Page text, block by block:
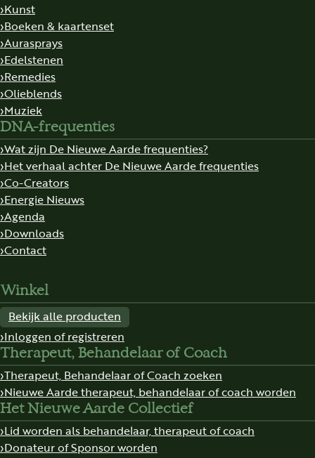
Kunst
Boeken & kaartenset
Aurasprays
Edelstenen
Remedies
Olieblends
Muziek
DNA-frequenties
Wat zijn De Nieuwe Aarde frequenties?
Het verhaal achter De Nieuwe Aarde frequenties
Co-Creators
Energie Nieuws
Agenda
Downloads
Contact
Winkel
Bekijk alle producten
Inloggen of registreren
Therapeut, Behandelaar of Coach
Therapeut, Behandelaar of Coach zoeken
Nieuwe Aarde therapeut, behandelaar of coach worden
Het Nieuwe Aarde Collectief
Lid worden als behandelaar, therapeut of coach
Donateur of Sponsor worden